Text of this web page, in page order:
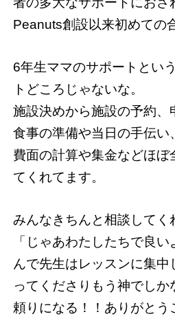
Peanuts創設以来初めての
6年生ママのサポートとい
トどころじゃないな。
施設決めから施設の予約、
食事の準備や当日の手伝い
費面の計算や集金などほぼ
てくれてます。
みんなきちんと相談してく
「じゃあわたしたちで良
んで先生はレッスンに集
ってくださりもう神でしか
頼りになる！！ありがとう